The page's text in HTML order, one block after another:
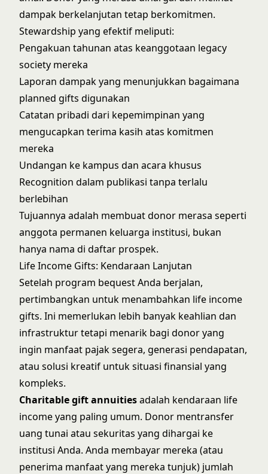
dampak berkelanjutan tetap berkomitmen.
Stewardship yang efektif meliputi:
Pengakuan tahunan atas keanggotaan legacy
society mereka
Laporan dampak yang menunjukkan bagaimana
planned gifts digunakan
Catatan pribadi dari kepemimpinan yang
mengucapkan terima kasih atas komitmen
mereka
Undangan ke kampus dan acara khusus
Recognition dalam publikasi tanpa terlalu
berlebihan
Tujuannya adalah membuat donor merasa seperti
anggota permanen keluarga institusi, bukan
hanya nama di daftar prospek.
Life Income Gifts: Kendaraan Lanjutan
Setelah program bequest Anda berjalan,
pertimbangkan untuk menambahkan life income
gifts. Ini memerlukan lebih banyak keahlian dan
infrastruktur tetapi menarik bagi donor yang
ingin manfaat pajak segera, generasi pendapatan,
atau solusi kreatif untuk situasi finansial yang
kompleks.
Charitable gift annuitiesadalah kendaraan life
income yang paling umum. Donor mentransfer
uang tunai atau sekuritas yang dihargai ke
institusi Anda. Anda membayar mereka (atau
penerima manfaat yang mereka tunjuk) jumlah